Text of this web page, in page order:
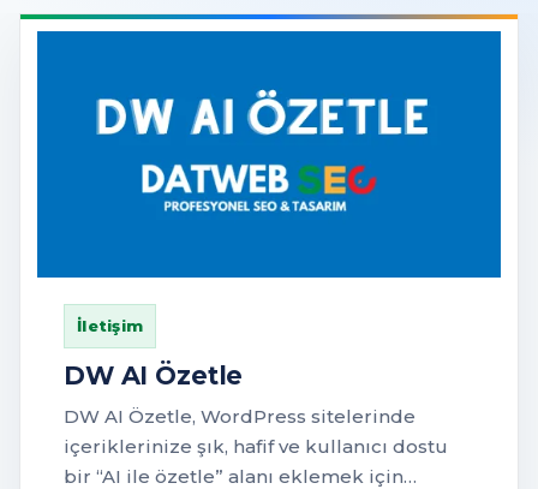
İletişim
DW AI Özetle
DW AI Özetle, WordPress sitelerinde
içeriklerinize şık, hafif ve kullanıcı dostu
bir “AI ile özetle” alanı eklemek için…